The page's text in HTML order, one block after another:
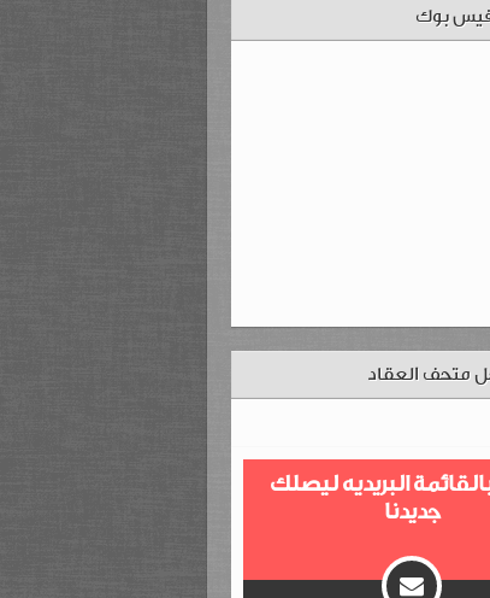
فيس بوك
متحف العقاد
البريديه ليصلك
جديدنا